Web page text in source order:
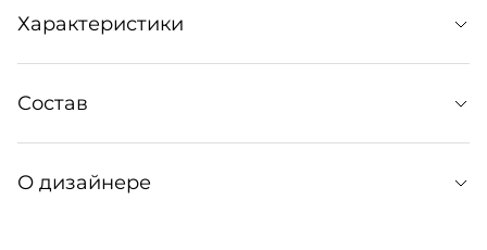
Блуза «Трансформация» Transform — это не просто
одежда, это символ перемен и обновления. Она
создана из пиджаков прошлой коллекции и дополнена
Характеристики
Артикул: 311082006
Состав
основная ткань: 47% вискоза, 50% полиэстер, 3%
О дизайнере